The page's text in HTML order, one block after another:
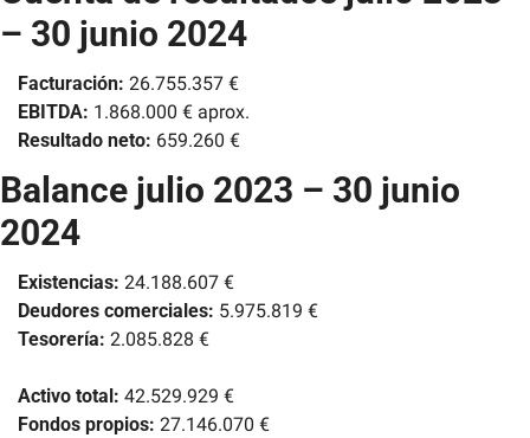
– 30 junio 2024
Facturación: 26.755.357 €
EBITDA: 1.868.000 € aprox.
Resultado neto: 659.260 €
Balance julio 2023 – 30 junio
2024
Existencias: 24.188.607 €
Deudores comerciales: 5.975.819 €
Tesorería: 2.085.828 €
Activo total: 42.529.929 €
Fondos propios: 27.146.070 €